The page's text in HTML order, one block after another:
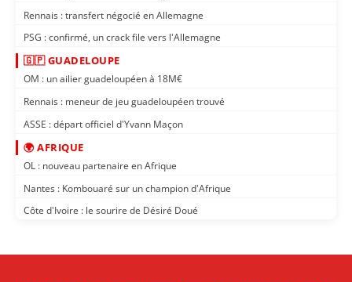
Rennais : transfert négocié en Allemagne
PSG : confirmé, un crack file vers l'Allemagne
🇬🇵 GUADELOUPE
OM : un ailier guadeloupéen à 18M€
Rennais : meneur de jeu guadeloupéen trouvé
ASSE : départ officiel d'Yvann Maçon
🌍 AFRIQUE
OL : nouveau partenaire en Afrique
Nantes : Kombouaré sur un champion d'Afrique
Côte d'Ivoire : le sourire de Désiré Doué